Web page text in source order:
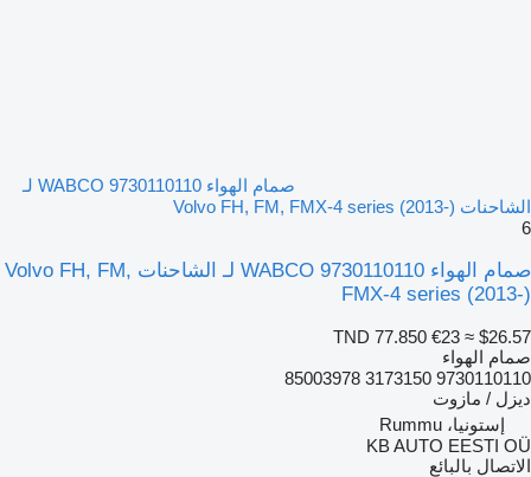
صمام الهواء WABCO 9730110110 لـ
الشاحنات Volvo FH, FM, FMX-4 series (2013-)
6
صمام الهواء WABCO 9730110110 لـ الشاحنات Volvo FH, FM,
FMX-4 series (2013-)
TND 77.850 €23 ≈ $26.57
صمام الهواء
9730110110 3173150 85003978
ديزل / مازوت
إستونيا، Rummu
KB AUTO EESTI OÜ
الاتصال بالبائع